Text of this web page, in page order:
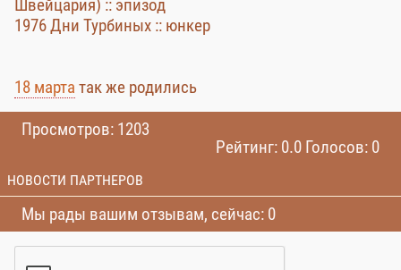
Швейцария) :: эпизод
1976 Дни Турбиных :: юнкер
18 марта так же родились
Просмотров: 1203
Рейтинг: 0.0 Голосов: 0
НОВОСТИ ПАРТНЕРОВ
Мы рады вашим отзывам, сейчас: 0